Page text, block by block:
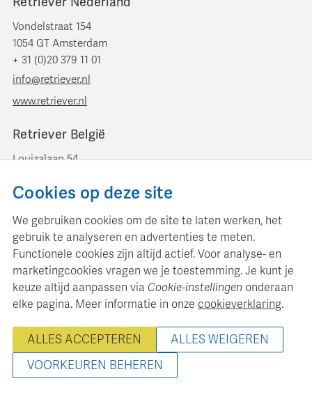
Vondelstraat 154
1054 GT Amsterdam
+ 31 (0)20 379 11 01
info@retriever.nl
www.retriever.nl
Retriever België
Louizalaan 54
+ 32 (0)2 893 00 52
www.retrievermedia.be
Retriever Media Informatie onderhoudt een gestructureerde
mediadatabase voor professionele mediaplanning en analyse.
© 2000 - 2026 Retriever Media Informatie B.V. - Alle rechten
voorbehouden
Cookies op deze site
We gebruiken cookies om de site te laten werken, het
gebruik te analyseren en advertenties te meten.
Functionele cookies zijn altijd actief. Voor analyse- en
marketingcookies vragen we je toestemming. Je kunt je
keuze altijd aanpassen via Cookie-instellingen onderaan
elke pagina. Meer informatie in onze cookieverklaring.
ALLES ACCEPTEREN
ALLES WEIGEREN
VOORKEUREN BEHEREN